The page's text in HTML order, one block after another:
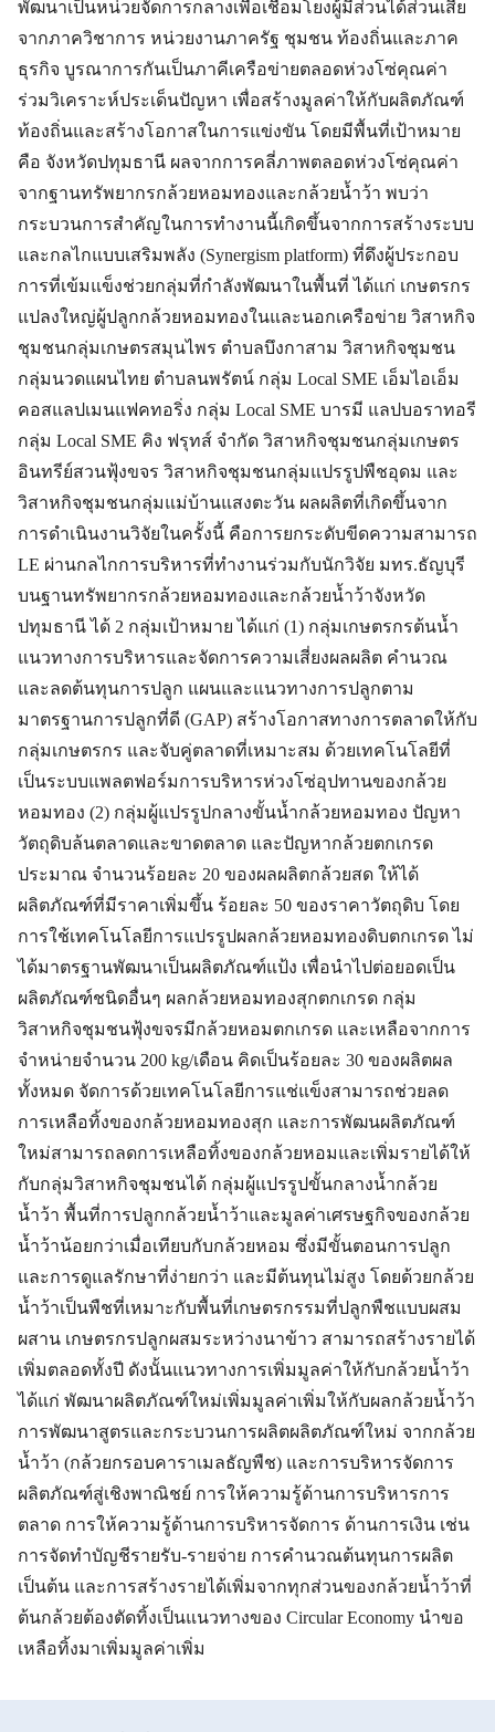
พัฒนาเป็นหน่วยจัดการกลางเพื่อเชื่อมโยงผู้มีส่วนได้ส่วนเสีย
จากภาควิชาการ หน่วยงานภาครัฐ ชุมชน ท้องถิ่นและภาค
ธุรกิจ บูรณาการกันเป็นภาคีเครือข่ายตลอดห่วงโซ่คุณค่า
ร่วมวิเคราะห์ประเด็นปัญหา เพื่อสร้างมูลค่าให้กับผลิตภัณฑ์
ท้องถิ่นและสร้างโอกาสในการแข่งขัน โดยมีพื้นที่เป้าหมาย
คือ จังหวัดปทุมธานี ผลจากการคลี่ภาพตลอดห่วงโซ่คุณค่า
จากฐานทรัพยากรกล้วยหอมทองและกล้วยน้ำว้า พบว่า
กระบวนการสำคัญในการทำงานนี้เกิดขึ้นจากการสร้างระบบ
และกลไกแบบเสริมพลัง (Synergism platform) ที่ดึงผู้ประกอบ
การที่เข้มแข็งช่วยกลุ่มที่กำลังพัฒนาในพื้นที่ ได้แก่ เกษตรกร
แปลงใหญ่ผู้ปลูกกล้วยหอมทองในและนอกเครือข่าย วิสาหกิจ
ชุมชนกลุ่มเกษตรสมุนไพร ตำบลบึงกาสาม วิสาหกิจชุมชน
กลุ่มนวดแผนไทย ตำบลนพรัตน์ กลุ่ม Local SME เอ็มไอเอ็ม
คอสแลปเมนแฟคทอริ่ง กลุ่ม Local SME บารมี แลปบอราทอรี
กลุ่ม Local SME คิง ฟรุทส์ จำกัด วิสาหกิจชุมชนกลุ่มเกษตร
อินทรีย์สวนฟุ้งขจร วิสาหกิจชุมชนกลุ่มแปรรูปพืชอุดม และ
วิสาหกิจชุมชนกลุ่มแม่บ้านแสงตะวัน ผลผลิตที่เกิดขึ้นจาก
การดำเนินงานวิจัยในครั้งนี้ คือการยกระดับขีดความสามารถ
LE ผ่านกลไกการบริหารที่ทำงานร่วมกับนักวิจัย มทร.ธัญบุรี
บนฐานทรัพยากรกล้วยหอมทองและกล้วยน้ำว้าจังหวัด
ปทุมธานี ได้ 2 กลุ่มเป้าหมาย ได้แก่ (1) กลุ่มเกษตรกรต้นน้ำ
แนวทางการบริหารและจัดการความเสี่ยงผลผลิต คำนวณ
และลดต้นทุนการปลูก แผนและแนวทางการปลูกตาม
มาตรฐานการปลูกที่ดี (GAP) สร้างโอกาสทางการตลาดให้กับ
กลุ่มเกษตรกร และจับคู่ตลาดที่เหมาะสม ด้วยเทคโนโลยีที่
เป็นระบบแพลตฟอร์มการบริหารห่วงโซ่อุปทานของกล้วย
หอมทอง (2) กลุ่มผู้แปรรูปกลางขั้นน้ำกล้วยหอมทอง ปัญหา
วัตถุดิบล้นตลาดและขาดตลาด และปัญหากล้วยตกเกรด
ประมาณ จำนวนร้อยละ 20 ของผลผลิตกล้วยสด ให้ได้
ผลิตภัณฑ์ที่มีราคาเพิ่มขึ้น ร้อยละ 50 ของราคาวัตถุดิบ โดย
การใช้เทคโนโลยีการแปรรูปผลกล้วยหอมทองดิบตกเกรด ไม่
ได้มาตรฐานพัฒนาเป็นผลิตภัณฑ์แป้ง เพื่อนำไปต่อยอดเป็น
ผลิตภัณฑ์ชนิดอื่นๆ ผลกล้วยหอมทองสุกตกเกรด กลุ่ม
วิสาหกิจชุมชนฟุ้งขจรมีกล้วยหอมตกเกรด และเหลือจากการ
จำหน่ายจำนวน 200 kg/เดือน คิดเป็นร้อยละ 30 ของผลิตผล
ทั้งหมด จัดการด้วยเทคโนโลยีการแช่แข็งสามารถช่วยลด
การเหลือทิ้งของกล้วยหอมทองสุก และการพัฒนผลิตภัณฑ์
ใหม่สามารถลดการเหลือทิ้งของกล้วยหอมและเพิ่มรายได้ให้
กับกลุ่มวิสาหกิจชุมชนได้ กลุ่มผู้แปรรูปขั้นกลางน้ำกล้วย
น้ำว้า พื้นที่การปลูกกล้วยน้ำว้าและมูลค่าเศรษฐกิจของกล้วย
น้ำว้าน้อยกว่าเมื่อเทียบกับกล้วยหอม ซึ่งมีขั้นตอนการปลูก
และการดูแลรักษาที่ง่ายกว่า และมีต้นทุนไม่สูง โดยด้วยกล้วย
น้ำว้าเป็นพืชที่เหมาะกับพื้นที่เกษตรกรรมที่ปลูกพืชแบบผสม
ผสาน เกษตรกรปลูกผสมระหว่างนาข้าว สามารถสร้างรายได้
เพิ่มตลอดทั้งปี ดังนั้นแนวทางการเพิ่มมูลค่าให้กับกล้วยน้ำว้า
ได้แก่ พัฒนาผลิตภัณฑ์ใหม่เพิ่มมูลค่าเพิ่มให้กับผลกล้วยน้ำว้า
การพัฒนาสูตรและกระบวนการผลิตผลิตภัณฑ์ใหม่ จากกล้วย
น้ำว้า (กล้วยกรอบคาราเมลธัญพืช) และการบริหารจัดการ
ผลิตภัณฑ์สู่เชิงพาณิชย์ การให้ความรู้ด้านการบริหารการ
ตลาด การให้ความรู้ด้านการบริหารจัดการ ด้านการเงิน เช่น
การจัดทำบัญชีรายรับ-รายจ่าย การคำนวณต้นทุนการผลิต
เป็นต้น และการสร้างรายได้เพิ่มจากทุกส่วนของกล้วยน้ำว้าที่
ต้นกล้วยต้องตัดทิ้งเป็นแนวทางของ Circular Economy นำขอ
เหลือทิ้งมาเพิ่มมูลค่าเพิ่ม